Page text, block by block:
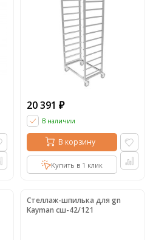
20 391 ₽
В наличии
В корзину
Купить в 1 клик
Стеллаж-шпилька для gn
Kayman сш-42/121